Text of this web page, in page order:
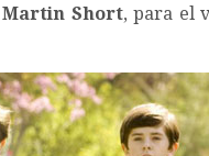
Martin Short, para el